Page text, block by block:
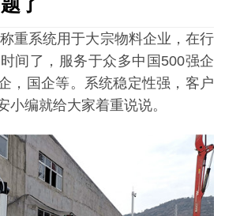
系统用于大宗物料企业，在行
间了，服务于众多中国500强企
，国企等。系统稳定性强，客户
小编就给大家着重说说。